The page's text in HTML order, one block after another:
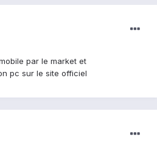
par le market et
pc sur le site officiel